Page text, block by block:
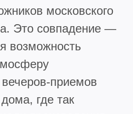
московского
Это совпадение —
возможность
приемов
где так